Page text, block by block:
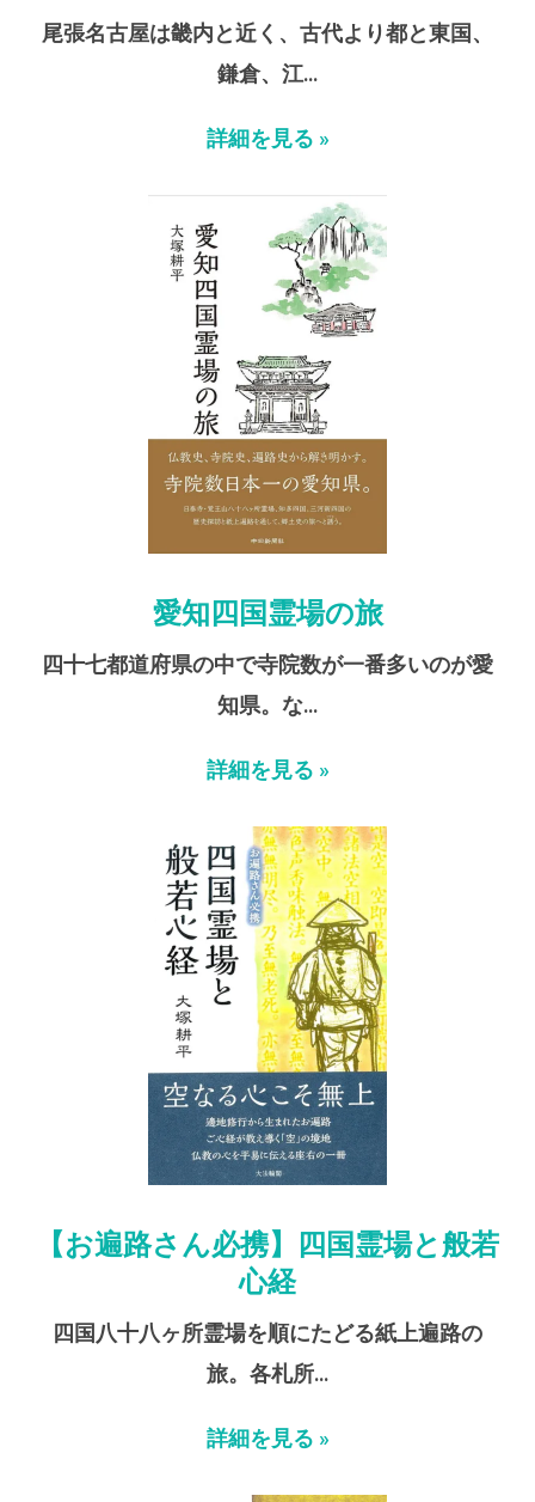
尾張名古屋は畿内と近く、古代より都と東国、
鎌倉、江…
詳細を見る »
愛知四国霊場の旅
四十七都道府県の中で寺院数が一番多いのが愛
知県。な…
詳細を見る »
【お遍路さん必携】四国霊場と般若
心経
四国八十八ヶ所霊場を順にたどる紙上遍路の
旅。各札所…
詳細を見る »